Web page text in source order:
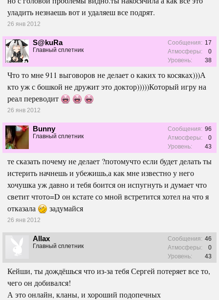
уладить незнаешь вот и удаляеш все подрят.
26 янв 2012
S@kuRa
Главный сплетник
Сообщения: 17
Атмосферы:
0
Уровень:
38
Что то мне 911 выговоров не делает о каких то косяках)))А
кто уж с бошкой не дружит это доктор)))))Который игру на
реал переводит
26 янв 2012
Bunny
Главный сплетник
Сообщения: 96
Атмосферы:
0
Уровень:
43
те сказать почему не делает ?потомучто если будет делать ты
истерить начнешь и убежишь,а как мне известно у него
хочушка уж давно и тебя боится он испугнуть и думает что
светит чтото=D он кстате со мной встретится хотел на что я
отказала
задумайся
26 янв 2012
Allax
Главный сплетник
Сообщения: 46
Атмосферы:
0
Уровень:
43
Кейши, ты дождёшься что из-за тебя Сергей потеряет все то,
чего он добивался!
А это онлайн, кланы, и хороший подопечных